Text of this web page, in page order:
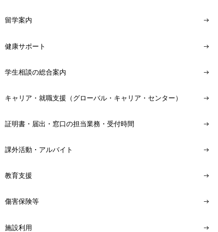
留学案内
健康サポート
学生相談の総合案内
キャリア・就職支援（グローバル・キャリア・センター）
証明書・届出・窓口の担当業務・受付時間
課外活動・アルバイト
教育支援
傷害保険等
施設利用